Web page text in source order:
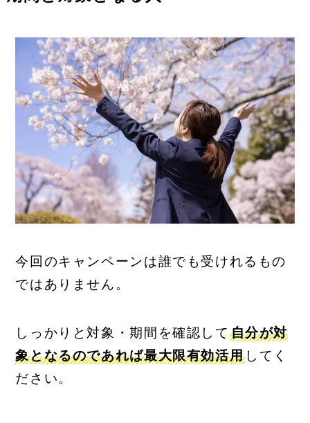
今回のキャンペーンは誰でも受けれるもの
ではありません。
しっかりと対象・期間を確認して 自分が対
象となるのであれば最大限有効活用 してく
ださい。